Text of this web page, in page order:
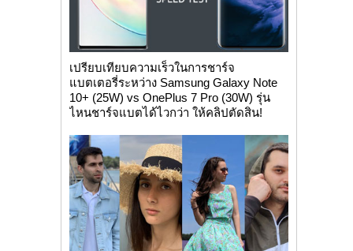
เปรียบเทียบความเร็วในการชาร์จ
แบตเตอรี่ระหว่าง Samsung Galaxy Note
10+ (25W) vs OnePlus 7 Pro (30W) รุ่น
ไหนชาร์จแบตได้ไวกว่า ให้คลิปตัดสิน!